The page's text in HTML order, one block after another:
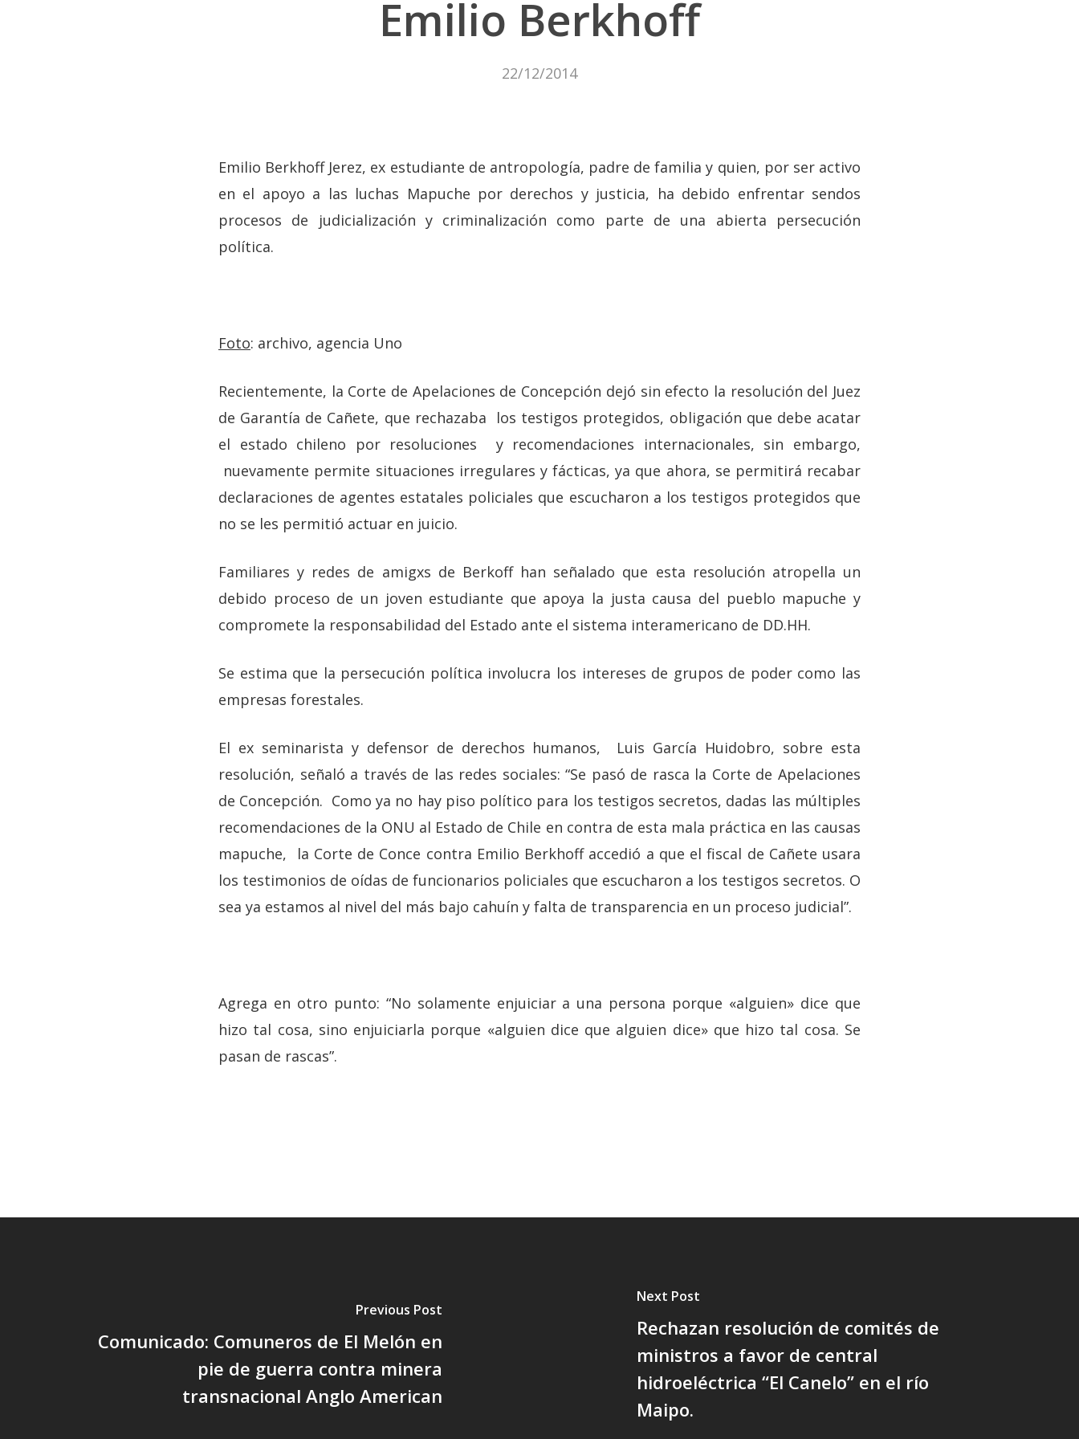
Hit enter to search or ESC to close
Emilio Berkhoff
22/12/2014
Emilio Berkhoff Jerez, ex estudiante de antropología, padre de familia y quien, por ser activo
en el apoyo a las luchas Mapuche por derechos y justicia, ha debido enfrentar sendos
procesos de judicialización y criminalización como parte de una abierta persecución
política.
Foto: archivo, agencia Uno
Recientemente, la Corte de Apelaciones de Concepción dejó sin efecto la resolución del Juez
de Garantía de Cañete, que rechazaba los testigos protegidos, obligación que debe acatar
el estado chileno por resoluciones y recomendaciones internacionales, sin embargo,
nuevamente permite situaciones irregulares y fácticas, ya que ahora, se permitirá recabar
declaraciones de agentes estatales policiales que escucharon a los testigos protegidos que
no se les permitió actuar en juicio.
Familiares y redes de amigxs de Berkoff han señalado que esta resolución atropella un
debido proceso de un joven estudiante que apoya la justa causa del pueblo mapuche y
compromete la responsabilidad del Estado ante el sistema interamericano de DD.HH.
Se estima que la persecución política involucra los intereses de grupos de poder como las
empresas forestales.
El ex seminarista y defensor de derechos humanos, Luis García Huidobro, sobre esta
resolución, señaló a través de las redes sociales: “Se pasó de rasca la Corte de Apelaciones
de Concepción. Como ya no hay piso político para los testigos secretos, dadas las múltiples
recomendaciones de la ONU al Estado de Chile en contra de esta mala práctica en las causas
mapuche, la Corte de Conce contra Emilio Berkhoff accedió a que el fiscal de Cañete usara
los testimonios de oídas de funcionarios policiales que escucharon a los testigos secretos. O
sea ya estamos al nivel del más bajo cahuín y falta de transparencia en un proceso judicial”.
Agrega en otro punto: “No solamente enjuiciar a una persona porque «alguien» dice que
hizo tal cosa, sino enjuiciarla porque «alguien dice que alguien dice» que hizo tal cosa. Se
pasan de rascas”.
Previous Post
Comunicado: Comuneros de El Melón en
pie de guerra contra minera
transnacional Anglo American
Next Post
Rechazan resolución de comités de
ministros a favor de central
hidroeléctrica “El Canelo” en el río
Maipo.